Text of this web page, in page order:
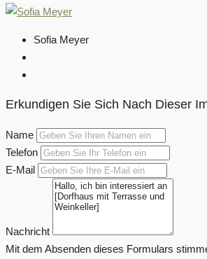
Sofia Meyer
Erkundigen Sie Sich Nach Dieser
Name
Telefon
E-Mail
Nachricht
Mit dem Absenden dieses Formulars